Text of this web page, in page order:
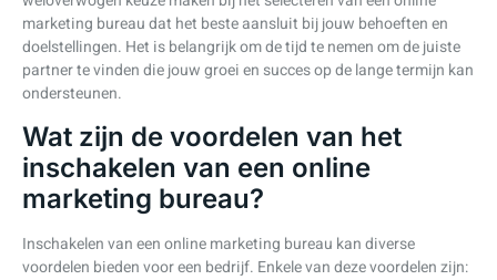
marketing bureau dat het beste aansluit bij jouw behoeften en
doelstellingen. Het is belangrijk om de tijd te nemen om de juiste
partner te vinden die jouw groei en succes op de lange termijn kan
ondersteunen.
Wat zijn de voordelen van het
inschakelen van een online
marketing bureau?
Inschakelen van een online marketing bureau kan diverse
voordelen bieden voor een bedrijf. Enkele van deze voordelen zijn: